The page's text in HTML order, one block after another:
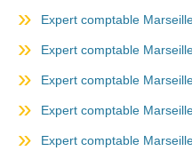
Expert comptable
Expert comptable
Expert comptable
Expert comptable
Expert comptable